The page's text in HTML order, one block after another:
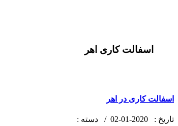
اسفالت کاری اهر
اسفالت کاری در اهر
تاریخ : دسته :